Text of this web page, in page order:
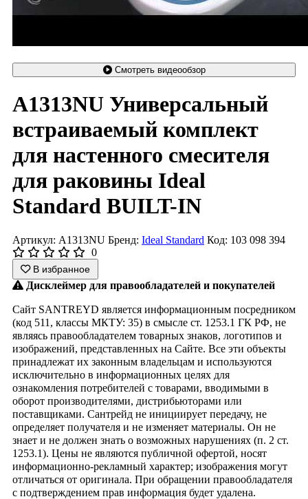
Смотреть видеообзор
A1313NU Универсальный
встраиваемый комплект
для настенного смесителя
для раковины Ideal
Standard BUILT-IN
Артикул: A1313NU Бренд: Ideal Standard Код: 103 098 394
0
В избранное
Дисклеймер для правообладателей и покупателей
Сайт SANTREYD является информационным посредником
(код 511, классы МКТУ: 35) в смысле ст. 1253.1 ГК РФ, не
являясь правообладателем товарных знаков, логотипов и
изображений, представленных на Сайте. Все эти объекты
принадлежат их законным владельцам и используются
исключительно в информационных целях для
ознакомления потребителей с товарами, вводимыми в
оборот производителями, дистрибьюторами или
поставщиками. Сантрейд не инициирует передачу, не
определяет получателя и не изменяет материалы. Он не
знает и не должен знать о возможных нарушениях (п. 2 ст.
1253.1). Цены не являются публичной офертой, носят
информационно-рекламный характер; изображения могут
отличаться от оригинала. При обращении правообладателя
с подтверждением прав информация будет удалена.